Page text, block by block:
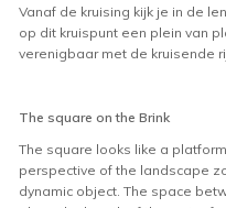
Vanaf de kruising kijk je in de
op dit kruispunt een plein van
verenigbaar met de kruisende
The square on the Brink
The square looks like a
perspective of the landscape
dynamic object. The space